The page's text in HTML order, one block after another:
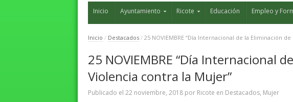
Inicio Ayuntamiento Ricote Educación Empleo y
Inicio / Destacados / 25 NOVIEMBRE “Día Internacional de la Eliminación
25 NOVIEMBRE “Día Internacional
Violencia contra la Mujer”
Publicado el 22 noviembre, 2018 por Ricote en Destacados, Mujer